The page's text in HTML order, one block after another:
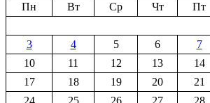
Пн
Вт Ср Чт Пт
3
4 5 6 7
10
11 12 13 14
17
18 19 20 21